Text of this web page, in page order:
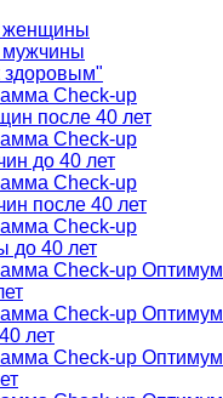
женщины
здоровым"
Check-up
после 40 лет
Check-up
до 40 лет
Check-up
после 40 лет
Check-up
до 40 лет
Check-up Оптимум
Check-up Оптимум
лет
Check-up Оптимум